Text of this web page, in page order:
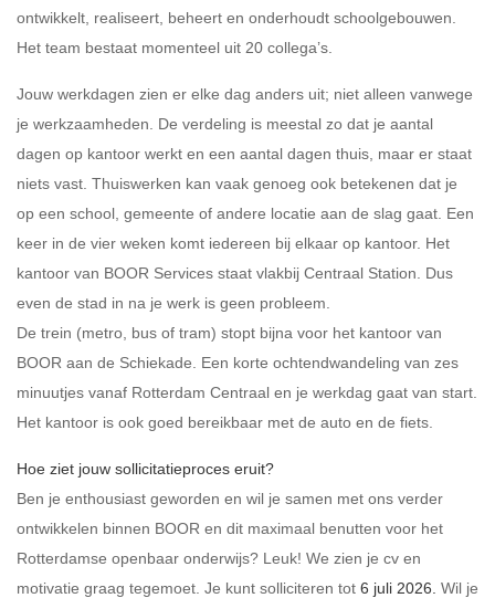
ontwikkelt, realiseert, beheert en onderhoudt schoolgebouwen.
Het team bestaat momenteel uit 20 collega’s.
Jouw werkdagen zien er elke dag anders uit; niet alleen vanwege
je werkzaamheden. De verdeling is meestal zo dat je aantal
dagen op kantoor werkt en een aantal dagen thuis, maar er staat
niets vast. Thuiswerken kan vaak genoeg ook betekenen dat je
op een school, gemeente of andere locatie aan de slag gaat. Een
keer in de vier weken komt iedereen bij elkaar op kantoor. Het
kantoor van BOOR Services staat vlakbij Centraal Station. Dus
even de stad in na je werk is geen probleem.
De trein (metro, bus of tram) stopt bijna voor het kantoor van
BOOR aan de Schiekade. Een korte ochtendwandeling van zes
minuutjes vanaf Rotterdam Centraal en je werkdag gaat van start.
Het kantoor is ook goed bereikbaar met de auto en de fiets.
Hoe ziet jouw sollicitatieproces eruit?
Ben je enthousiast geworden en wil je samen met ons verder
ontwikkelen binnen BOOR en dit maximaal benutten voor het
Rotterdamse openbaar onderwijs? Leuk! We zien je cv en
motivatie graag tegemoet. Je kunt solliciteren tot 6 juli 2026. Wil je